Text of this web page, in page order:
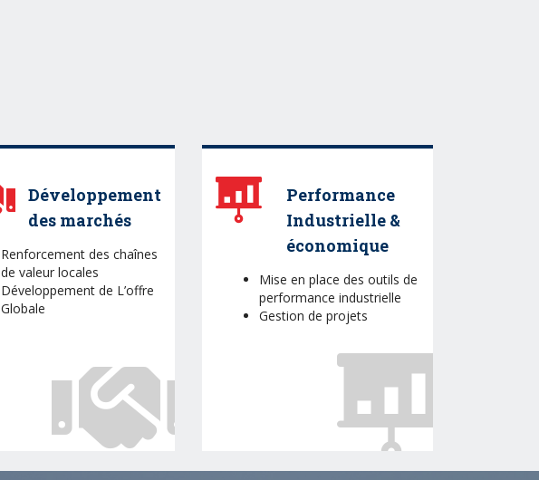
Développement
des marchés
Renforcement des chaînes
de valeur locales
Développement de L’offre
Globale
Performance
Industrielle &
économique
Mise en place des outils de
performance industrielle
Gestion de projets